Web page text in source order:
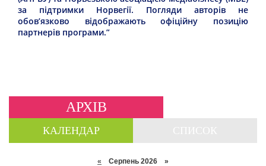
за підтримки Норвегії. Погляди авторів не
обов’язково відображають офіційну позицію
партнерів програми.”
АРХІВ
КАЛЕНДАР
« Серпень 2026 »